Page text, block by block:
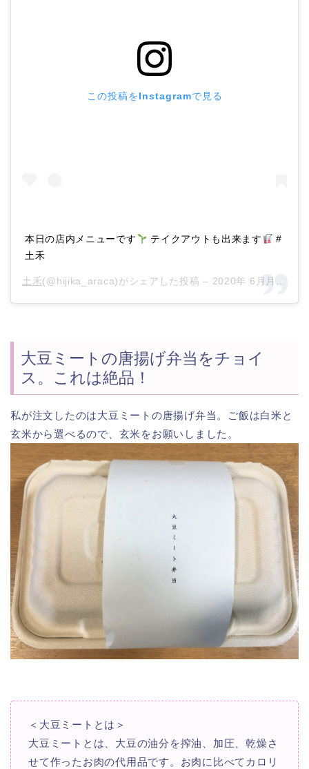
この投稿をInstagramで見る
本日の店内メニューです テイクアウトも出来ます
#
土禾
土禾(@hijika_araca)がシェアした投稿 – 2020年 6月月5日午前2時39分PDT
大豆ミートの唐揚げ弁当をチョイ
ス。これは絶品！
私が注文したのは大豆ミートの唐揚げ弁当。ご飯は白米と
玄米から選べるので、玄米をお願いしました。
＜大豆ミートとは＞
大豆ミートとは、大豆の油分を搾油、加圧、乾燥さ
せて作ったお肉の代用品です。お肉に比べてカロリ